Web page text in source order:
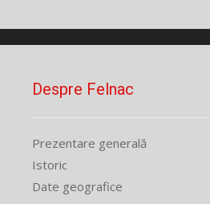
Despre Felnac
Prezentare generală
Istoric
Date geografice